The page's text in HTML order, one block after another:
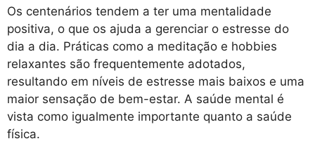
Os centenários tendem a ter uma mentalidade
positiva, o que os ajuda a gerenciar o estresse do
dia a dia. Práticas como a meditação e hobbies
relaxantes são frequentemente adotados,
resultando em níveis de estresse mais baixos e uma
maior sensação de bem-estar. A saúde mental é
vista como igualmente importante quanto a saúde
física.